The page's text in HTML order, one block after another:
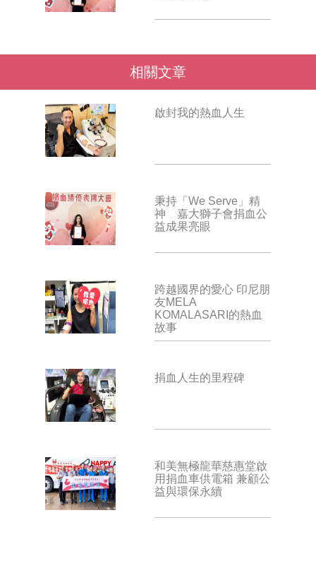
相關文章
啟封我的熱血人生
秉持「We Serve」精
神 嘉大獅子會捐血公
益成果亮眼
跨越國界的愛心 印尼朋
友MELA
KOMALASARI的熱血
故事
捐血人生的里程碑
和美無極龍華慈惠堂啟
用捐血車供電箱 兼顧公
益與環保永續